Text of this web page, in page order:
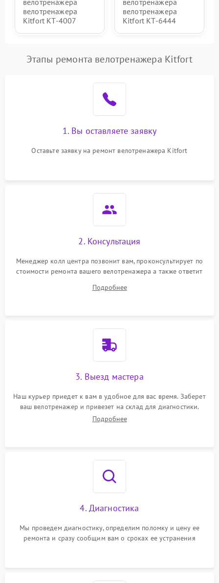
велотренажера
велотренажера
Kitfort КТ-4007
велотренажера
велотренажера
Kitfort КТ-6444
Этапы ремонта велотренажера Kitfort
1. Вы оставляете заявку
Оставьте заявку на ремонт велотренажера Kitfort
2. Консультация
Менеджер колл центра позвонит вам, проконсультирует по
стоимости ремонта вашего велотренажера а также ответит
Подробнее
3. Выезд мастера
Наш курьер приедет к вам в удобное для вас время. Заберет
ваш велотренажер и привезет на склад для диагностики.
Подробнее
4. Диагностика
Мы проведем диагностику, определим поломку и цену ее
ремонта и сразу сообщим вам о сроках ее устранения